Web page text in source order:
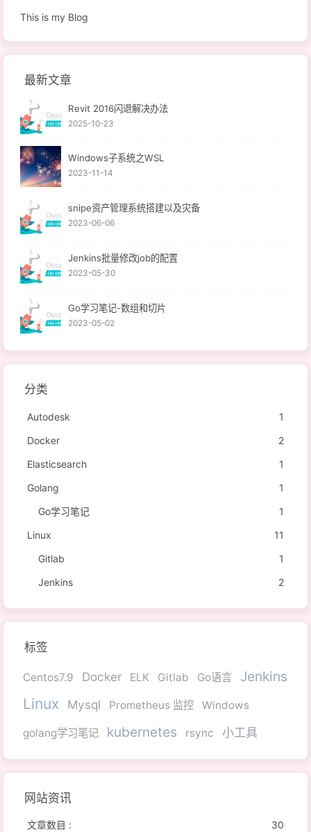
This is my Blog
最新文章
Revit 2016闪退解决办法
2025-10-23
Windows子系统之WSL
2023-11-14
snipe资产管理系统搭建以及灾备
2023-06-06
Jenkins批量修改job的配置
2023-05-30
Go学习笔记-数组和切片
2023-05-02
分类
Autodesk
1
Docker
2
Elasticsearch
1
Golang
1
Go学习笔记
1
Linux
11
Gitlab
1
Jenkins
2
标签
Centos7.9 Docker ELK Gitlab Go语言 Jenkins
Linux Mysql Prometheus 监控 Windows
golang学习笔记 kubernetes rsync 小工具
网站资讯
文章数目 : 30